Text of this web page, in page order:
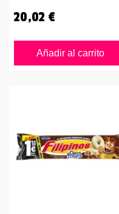
20,02 €
Añadir al carrito